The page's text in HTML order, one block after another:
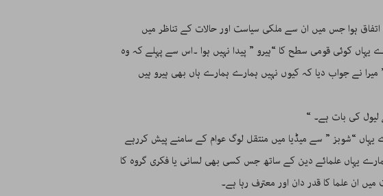
اتفاق ہوا جس میں ان سے ملکی سیاست اور حالات کے تناظر میں
یہاں کوئی قومی سطح کا “ہیرو ” پیدا نہیں ہوا ۔اس سے پہلے کہ وہ
نے جواب دیا کہ کیوں نہیں ہمارے ہمارے ہاں بھی ہیرو ہیں
لیول کی بات ہے۔ “
“شوبز ” سے میڈیا میں منتقل لوگ عوام کے سامنے پیش کررہے
یہاں علمائے دین کے ساتھ جس کسی بھی لسانی یا فکری گروہ کا
میں ان علما کا قدر دان اور معترف رہا ہے۔